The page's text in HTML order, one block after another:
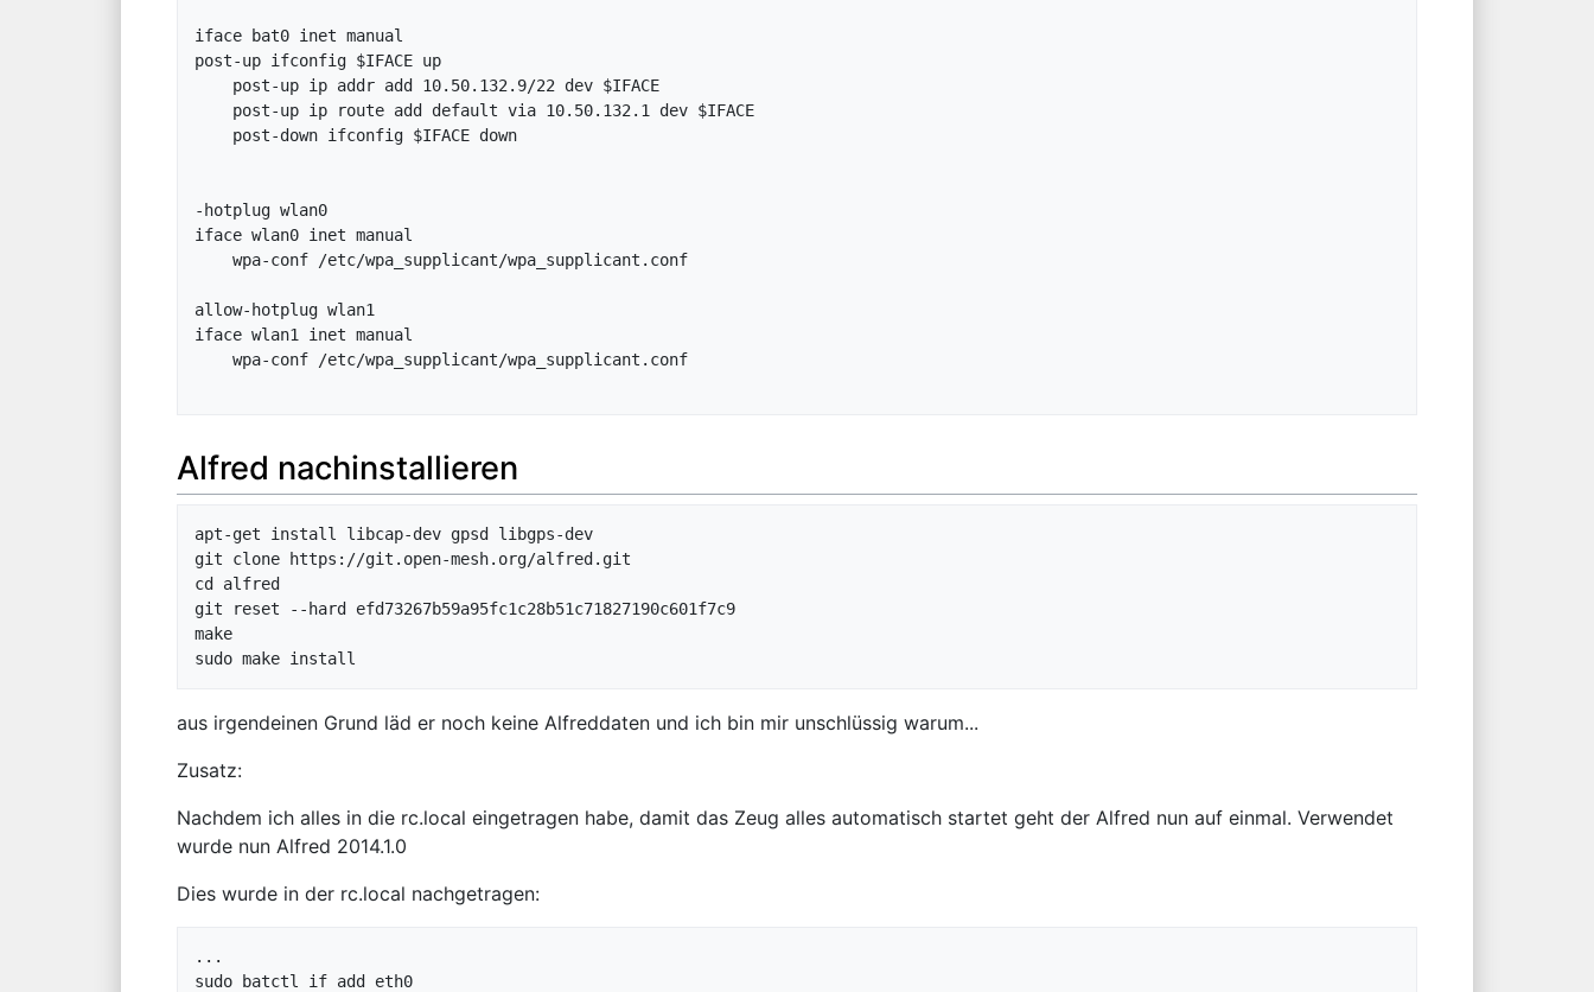
iface bat0 inet manual
post-up ifconfig $IFACE up
-hotplug wlan0
iface wlan0 inet manual
allow-hotplug wlan1
iface wlan1 inet manual
Alfred nachinstallieren
apt-get install libcap-dev gpsd libgps-dev
git clone https://git.open-mesh.org/alfred.git
cd alfred
git reset --hard efd73267b59a95fc1c28b51c71827190c601f7c9
make
aus irgendeinen Grund läd er noch keine Alfreddaten und ich bin mir unschlüssig warum...
Zusatz:
Nachdem ich alles in die rc.local eingetragen habe, damit das Zeug alles automatisch startet geht der Alfred nun auf einmal. Verwendet
wurde nun Alfred 2014.1.0
Dies wurde in der rc.local nachgetragen:
...
sudo batctl if add eth0